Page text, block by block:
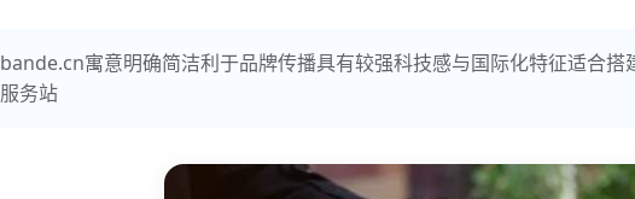
bande.cn寓意明确简洁利于品牌传播具有较强科技感与国际化特征适合搭
服务站